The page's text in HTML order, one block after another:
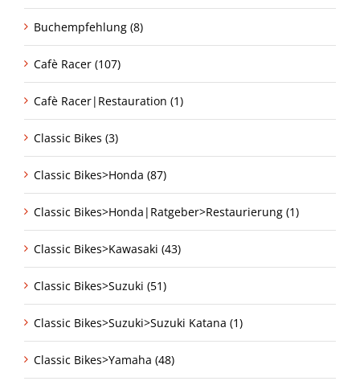
Buchempfehlung (8)
Cafè Racer (107)
Cafè Racer|Restauration (1)
Classic Bikes (3)
Classic Bikes>Honda (87)
Classic Bikes>Honda|Ratgeber>Restaurierung (1)
Classic Bikes>Kawasaki (43)
Classic Bikes>Suzuki (51)
Classic Bikes>Suzuki>Suzuki Katana (1)
Classic Bikes>Yamaha (48)